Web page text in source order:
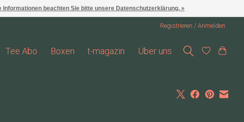
Registrieren / Anmelden
Tee Abo Boxen t-magazin Über uns
Informationen beachten Sie bitte unsere Datenschutzerklärung. »